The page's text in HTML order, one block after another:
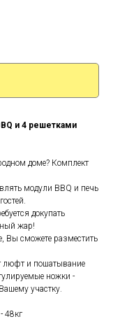
и 4 решетками
доме? Комплект
модули BBQ и печь
докупать
жар!
Вы сможете разместить
люфт и пошатывание
ножки -
участку.
48кг